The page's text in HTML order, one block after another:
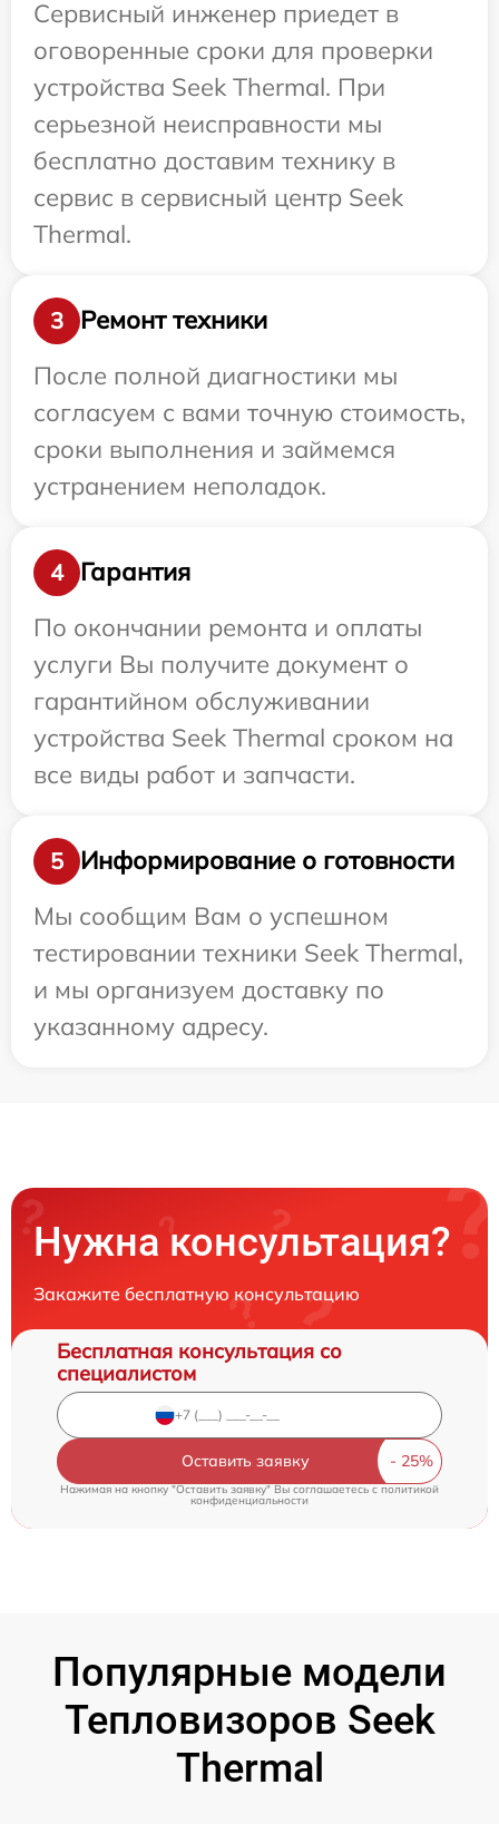
Сервисный инженер приедет в
оговоренные сроки для проверки
устройства Seek Thermal. При
серьезной неисправности мы
бесплатно доставим технику в
сервис в сервисный центр Seek
Thermal.
3
Ремонт техники
После полной диагностики мы
согласуем с вами точную стоимость,
сроки выполнения и займемся
устранением неполадок.
4
Гарантия
По окончании ремонта и оплаты
услуги Вы получите документ о
гарантийном обслуживании
устройства Seek Thermal сроком на
все виды работ и запчасти.
5
Информирование о готовности
Мы сообщим Вам о успешном
тестировании техники Seek Thermal,
и мы организуем доставку по
указанному адресу.
Нужна консультация?
Закажите бесплатную консультацию
Бесплатная консультация со
специалистом
Оставить заявку
Нажимая на кнопку "Оставить заявку" Вы соглашаетесь cполитикой
конфиденциальности
Популярные модели
Тепловизоров Seek
Thermal